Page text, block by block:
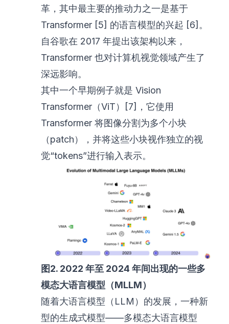
革，其中最主要的推动力之一是基于
Transformer [5] 的语言模型的兴起 [6]。
自谷歌在 2017 年提出该架构以来，
Transformer 也对计算机视觉领域产生了
深远影响。
其中一个早期例子就是 Vision
Transformer（ViT）[7]，它使用
Transformer 将图像分割为多个小块
（patch），并将这些小块视作独立的视
觉“tokens”进行输入表示。
图2. 2022 年至 2024 年间出现的一些多
模态大语言模型（MLLM）
随着大语言模型（LLM）的发展，一种新
型的生成式模型——多模态大语言模型